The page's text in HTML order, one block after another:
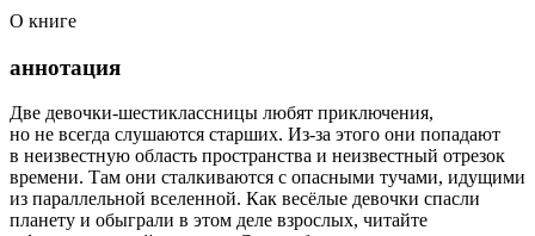
О книге
аннотация
Две девочки-шестиклассницы любят приключения,
но не всегда слушаются старших. Из-за этого они попадают
в неизвестную область пространства и неизвестный отрезок
времени. Там они сталкиваются с опасными тучами, идущими
из параллельной вселенной. Как весёлые девочки спасли
планету и обыграли в этом деле взрослых, читайте